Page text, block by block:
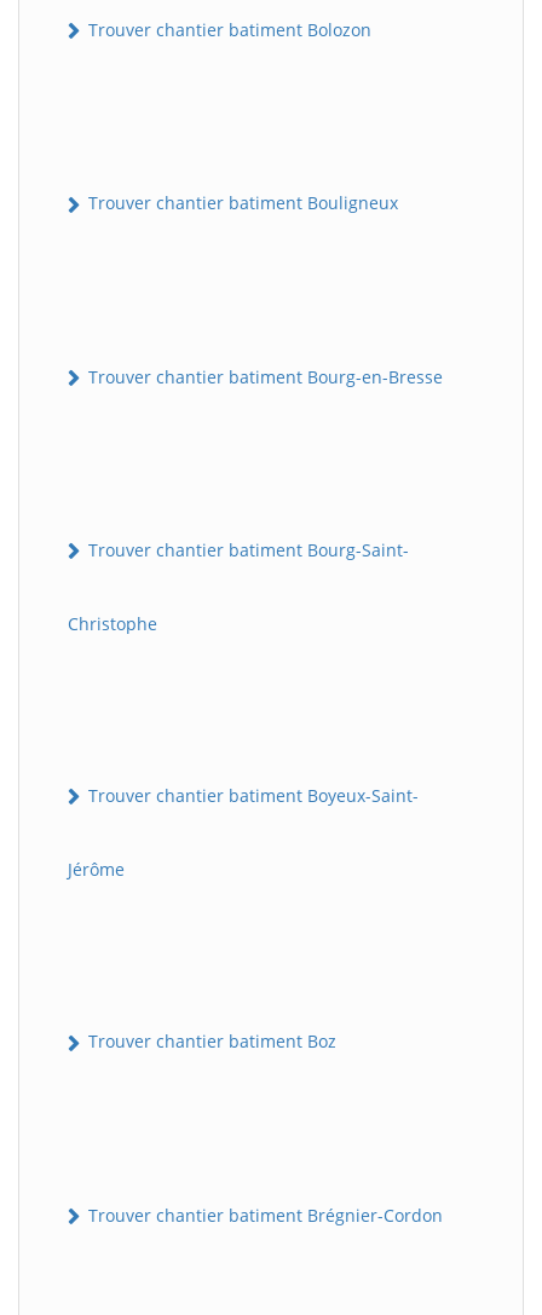
Trouver chantier batiment Bolozon
Trouver chantier batiment Bouligneux
Trouver chantier batiment Bourg-en-Bresse
Trouver chantier batiment Bourg-Saint-
Christophe
Trouver chantier batiment Boyeux-Saint-
Jérôme
Trouver chantier batiment Boz
Trouver chantier batiment Brégnier-Cordon